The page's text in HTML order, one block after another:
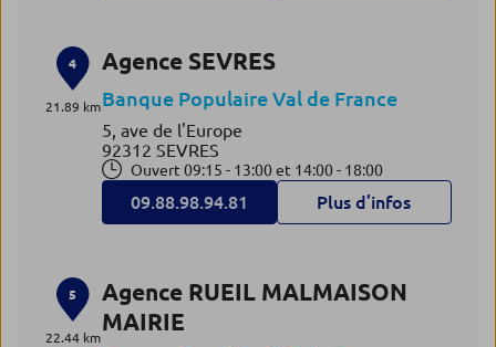
4
21.89 km
Agence SEVRES
Banque Populaire Val de France
5, ave de l'Europe
92312 SEVRES
Ouvert 09:15 - 13:00 et 14:00 - 18:00
09.88.98.94.81 Plus d’infos
5
22.44 km
Agence RUEIL MALMAISON
MAIRIE